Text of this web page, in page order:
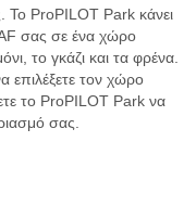
Το ProPILOT Park κάνει
σας σε ένα χώρο
το γκάζι και τα φρένα.
επιλέξετε τον χώρο
το ProPILOT Park να
σας.